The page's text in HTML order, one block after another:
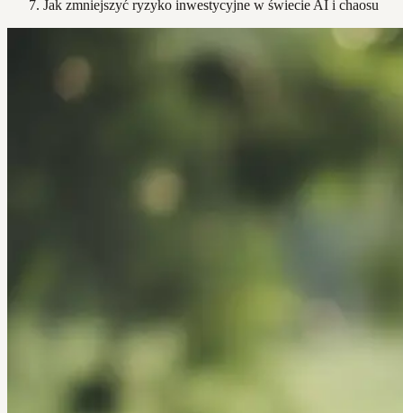
Jak zmniejszyć ryzyko inwestycyjne w świecie AI i chaosu